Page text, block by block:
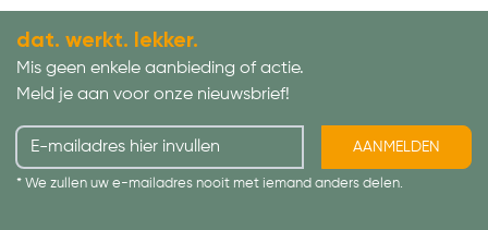
dat. werkt. lekker.
Mis geen enkele aanbieding of actie.
Meld je aan voor onze nieuwsbrief!
AANMELDEN
* We zullen uw e-mailadres nooit met iemand anders delen.